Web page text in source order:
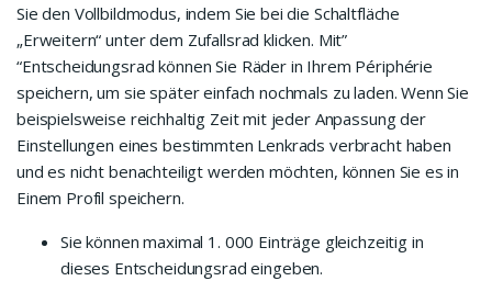
Sie den Vollbildmodus, indem Sie bei die Schaltfläche
„Erweitern“ unter dem Zufallsrad klicken. Mit”
“Entscheidungsrad können Sie Räder in Ihrem Périphérie
speichern, um sie später einfach nochmals zu laden. Wenn Sie
beispielsweise reichhaltig Zeit mit jeder Anpassung der
Einstellungen eines bestimmten Lenkrads verbracht haben
und es nicht benachteiligt werden möchten, können Sie es in
Einem Profil speichern.
Sie können maximal 1. 000 Einträge gleichzeitig in
dieses Entscheidungsrad eingeben.